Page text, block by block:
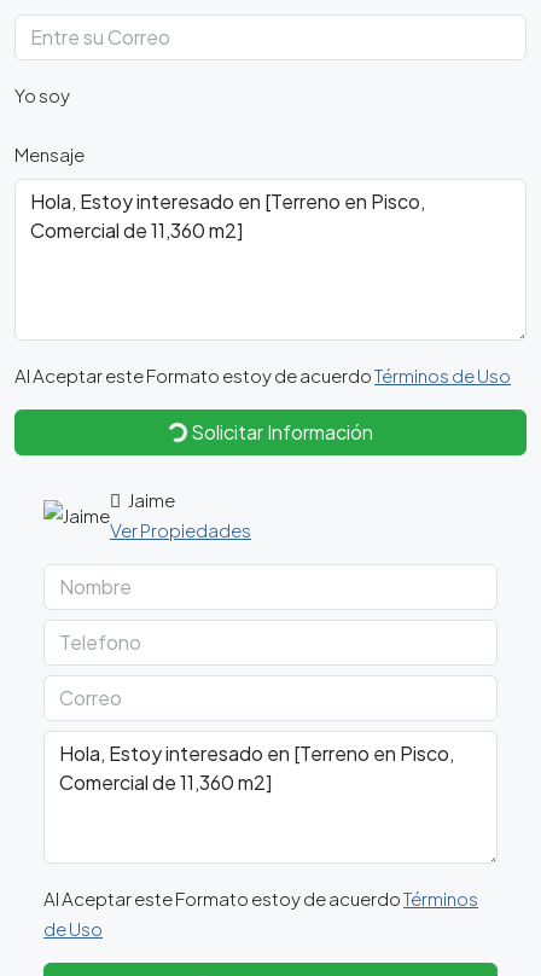
Yo soy
Mensaje
Al Aceptar este Formato estoy de acuerdoTérminos de Uso
Solicitar Información
Jaime
Ver Propiedades
Al Aceptar este Formato estoy de acuerdoTérminos
de Uso